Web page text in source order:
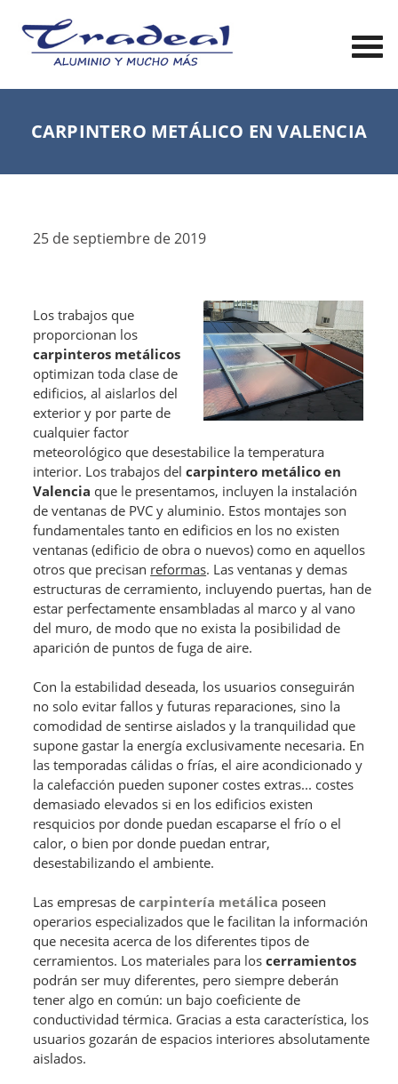
CARPINTERO METÁLICO EN VALENCIA
25 de septiembre de 2019
Los trabajos que
proporcionan los
carpinteros metálicos
optimizan toda clase de
edificios, al aislarlos del
exterior y por parte de
cualquier factor
meteorológico que desestabilice la temperatura
interior. Los trabajos delcarpintero metálico en
Valencia que le presentamos, incluyen la instalación
de ventanas de PVC y aluminio. Estos montajes son
fundamentales tanto en edificios en los no existen
ventanas (edificio de obra o nuevos) como en aquellos
otros que precisan reformas. Las ventanas y demas
estructuras de cerramiento, incluyendo puertas, han de
estar perfectamente ensambladas al marco y al vano
del muro, de modo que no exista la posibilidad de
aparición de puntos de fuga de aire.
Con la estabilidad deseada, los usuarios conseguirán
no solo evitar fallos y futuras reparaciones, sino la
comodidad de sentirse aislados y la tranquilidad que
supone gastar la energía exclusivamente necesaria. En
las temporadas cálidas o frías, el aire acondicionado y
la calefacción pueden suponer costes extras... costes
demasiado elevados si en los edificios existen
resquicios por donde puedan escaparse el frío o el
calor, o bien por donde puedan entrar,
desestabilizando el ambiente.
Las empresas decarpintería metálica poseen
operarios especializados que le facilitan la información
que necesita acerca de los diferentes tipos de
cerramientos. Los materiales para loscerramientos
podrán ser muy diferentes, pero siempre deberán
tener algo en común: un bajo coeficiente de
conductividad térmica. Gracias a esta característica, los
usuarios gozarán de espacios interiores absolutamente
aislados.